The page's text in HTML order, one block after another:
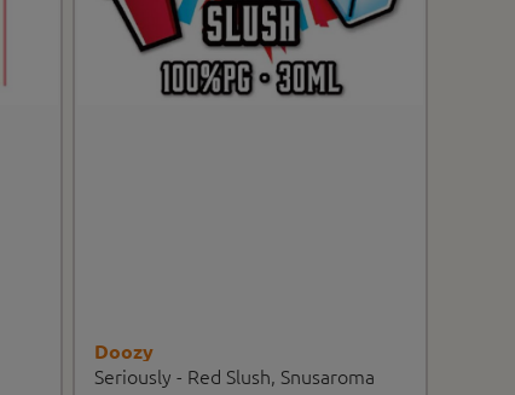
Doozy
Seriously - Red Slush, Snusaroma